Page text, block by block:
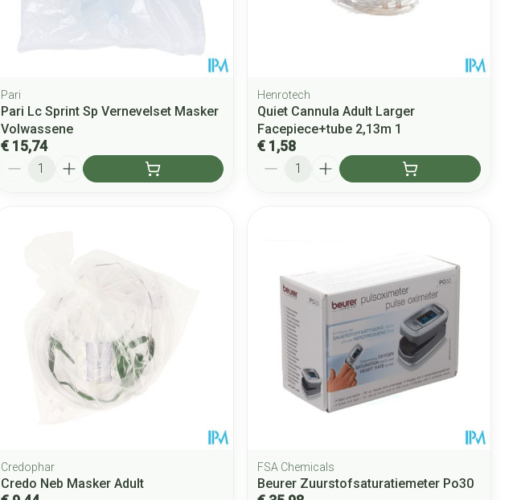
Pari
Pari Lc Sprint Sp Vernevelset Masker
Volwassene
€ 15,74
Henrotech
Quiet Cannula Adult Larger
Facepiece+tube 2,13m 1
€ 1,58
Credophar
Credo Neb Masker Adult
FSA Chemicals
Beurer Zuurstofsaturatiemeter Po30